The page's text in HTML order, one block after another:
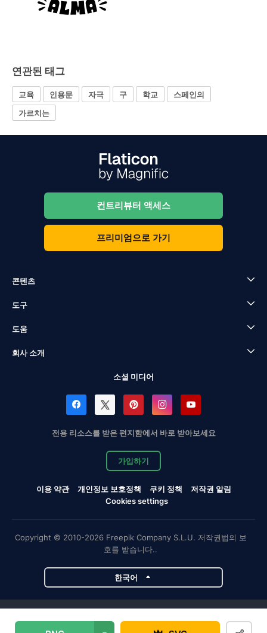
연관된 태그
교육 인용문 자극 구 학교
스페인의
가르치는
컨트리뷰터 액세스
프리미엄으로 가기
콘텐츠
도구
도움
회사 소개
소셜 미디어
전용 리소스를 받은 편지함에서 바로 받아보세요
가입하기
이용 약관 개인정보 보호정책 쿠키 정책
저작권 알림
Cookies settings
Copyright © 2010-2026 Freepik Company S.L.U. 저작권법의 보
호를 받습니다..
한국어